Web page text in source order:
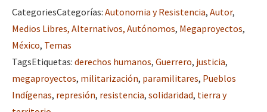
CategoriesCategorías: Autonomia y Resistencia, Autor,
Medios Libres, Alternativos, Autónomos, Megaproyectos,
México, Temas
TagsEtiquetas: derechos humanos, Guerrero, justicia,
megaproyectos, militarización, paramilitares, Pueblos
Indígenas, represión, resistencia, solidaridad, tierra y